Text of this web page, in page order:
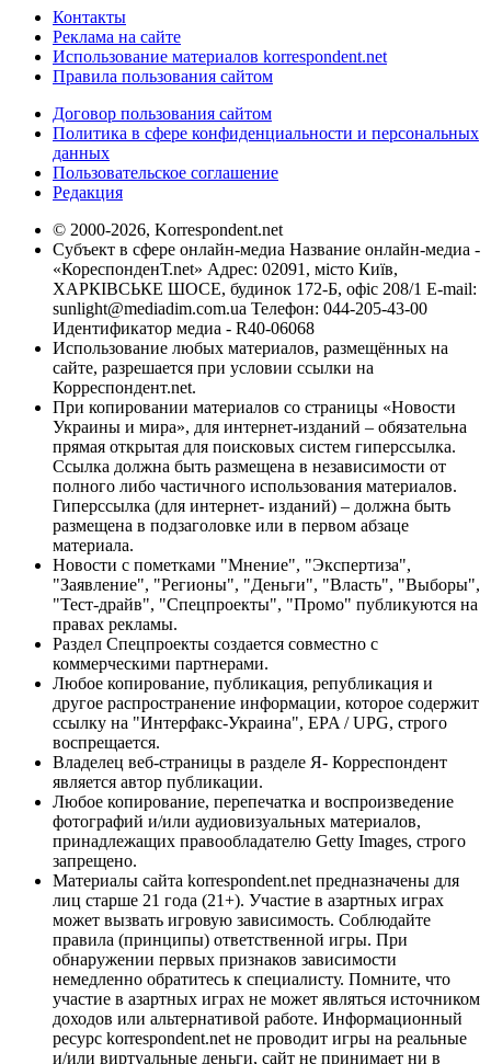
Контакты
Реклама на сайте
Использование материалов korrespondent.net
Правила пользования сайтом
Договор пользования сайтом
Политика в сфере конфиденциальности и персональных
данных
Пользовательское соглашение
Редакция
© 2000-2026, Korrespondent.net
Субъект в сфере онлайн-медиа Название онлайн-медиа -
«КореспонденТ.net» Адрес: 02091, місто Київ,
ХАРКІВСЬКЕ ШОСЕ, будинок 172-Б, офіс 208/1 E-mail:
sunlight@mediadim.com.ua Телефон: 044-205-43-00
Идентификатор медиа - R40-06068
Использование любых материалов, размещённых на
сайте, разрешается при условии ссылки на
Корреспондент.net.
При копировании материалов со страницы «Новости
Украины и мира», для интернет-изданий – обязательна
прямая открытая для поисковых систем гиперссылка.
Ссылка должна быть размещена в независимости от
полного либо частичного использования материалов.
Гиперссылка (для интернет- изданий) – должна быть
размещена в подзаголовке или в первом абзаце
материала.
Новости с пометками "Мнение", "Экспертиза",
"Заявление", "Регионы", "Деньги", "Власть", "Выборы",
"Тест-драйв", "Спецпроекты", "Промо" публикуются на
правах рекламы.
Раздел Спецпроекты создается совместно с
коммерческими партнерами.
Любое копирование, публикация, републикация и
другое распространение информации, которое содержит
ссылку на "Интерфакс-Украина", EPA / UPG, строго
воспрещается.
Владелец веб-страницы в разделе Я- Корреспондент
является автор публикации.
Любое копирование, перепечатка и воспроизведение
фотографий и/или аудиовизуальных материалов,
принадлежащих правообладателю Getty Images, строго
запрещено.
Материалы сайта korrespondent.net предназначены для
лиц старше 21 года (21+). Участие в азартных играх
может вызвать игровую зависимость. Соблюдайте
правила (принципы) ответственной игры. При
обнаружении первых признаков зависимости
немедленно обратитесь к специалисту. Помните, что
участие в азартных играх не может являться источником
доходов или альтернативой работе. Информационный
ресурс korrespondent.net не проводит игры на реальные
и/или виртуальные деньги, сайт не принимает ни в